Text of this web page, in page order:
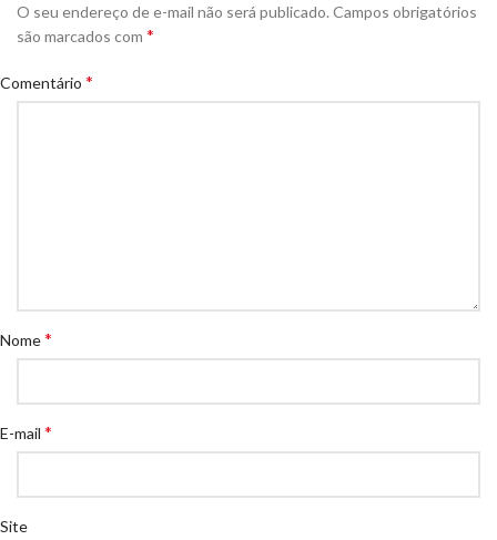
O seu endereço de e-mail não será publicado. Campos obrigatórios
são marcados com *
Comentário *
Nome*
E-mail *
Site